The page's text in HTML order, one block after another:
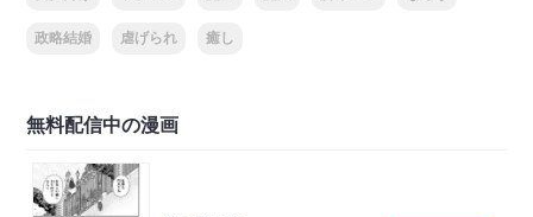
政略結婚 虐げられ 癒し
無料配信中の漫画